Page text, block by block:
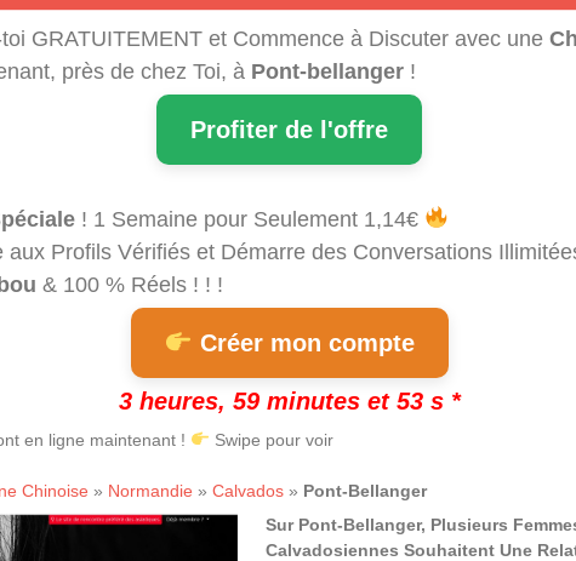
GRATUITEMENT et Commence à Discuter avec une
près de chez Toi, à Pont-bellanger !
Profiter de l'offre
! 1 Semaine pour Seulement 1,14€
aux Profils Vérifiés et Démarre des Conversations
& 100 % Réels ! ! !
Créer mon compte
3 heures, 59 minutes et 52 s *
en ligne maintenant ! Swipe pour voir
Chinoise » Normandie » Calvados » Pont-Bellanger
Sur Pont-Bellanger, Plusieurs
Calvadosiennes Souhaitent Une